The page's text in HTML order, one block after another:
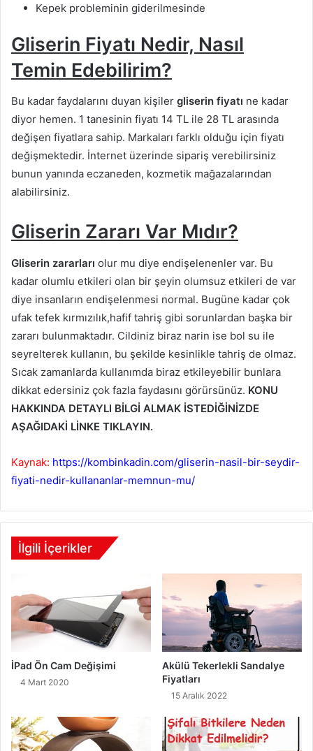
Kepek probleminin giderilmesinde
Gliserin Fiyatı Nedir, Nasıl
Temin Edebilirim?
Bu kadar faydalarını duyan kişiler gliserin fiyatı ne kadar
diyor hemen. 1 tanesinin fiyatı 14 TL ile 28 TL arasında
değişen fiyatlara sahip. Markaları farklı olduğu için fiyatı
değişmektedir. İnternet üzerinde sipariş verebilirsiniz
bunun yanında eczaneden, kozmetik mağazalarından
alabilirsiniz.
Gliserin Zararı Var Mıdır?
Gliserin zararları olur mu diye endişelenenler var. Bu
kadar olumlu etkileri olan bir şeyin olumsuz etkileri de var
diye insanların endişelenmesi normal. Bugüne kadar çok
ufak tefek kırmızılık,hafif tahriş gibi sorunlardan başka bir
zararı bulunmaktadır. Cildiniz biraz narin ise bol su ile
seyrelterek kullanın, bu şekilde kesinlikle tahriş de olmaz.
Sıcak zamanlarda kullanımda biraz etkileyebilir bunlara
dikkat edersiniz çok fazla faydasını görürsünüz. KONU
HAKKINDA DETAYLI BİLGİ ALMAK İSTEDİĞİNİZDE
AŞAĞIDAKİ LİNKE TIKLAYIN.
Kaynak: https://kombinkadin.com/gliserin-nasil-bir-seydir-
fiyati-nedir-kullananlar-memnun-mu/
İlgili İçerikler
İPad Ön Cam Değişimi
4 Mart 2020
Akülü Tekerlekli Sandalye
Fiyatları
15 Aralık 2022